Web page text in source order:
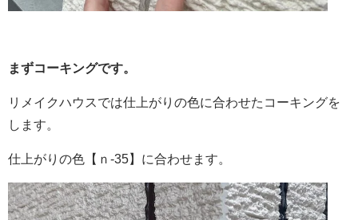
まずコーキングです。
リメイクハウスでは仕上がりの色に合わせたコーキングを
します。
仕上がりの色【ｎ-35】に合わせます。